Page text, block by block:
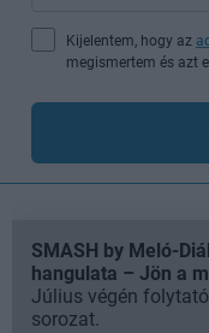
Kijelentem, hogy az
megismertem és azt
SMASH by Meló-
hangulata – Jön a
Július végén
sorozat.